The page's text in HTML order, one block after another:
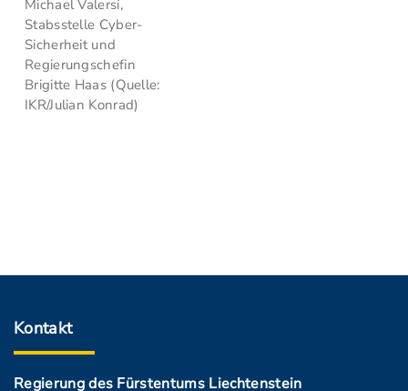
Michael Valersi,
Stabsstelle Cyber-
Sicherheit und
Regierungschefin
Brigitte Haas (Quelle:
IKR/Julian Konrad)
Kontakt
Regierung des Fürstentums Liechtenstein